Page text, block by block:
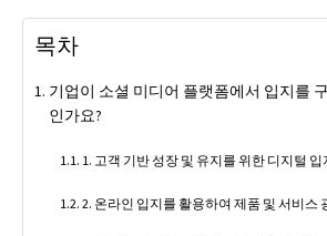
목차
기업이 소셜 미디어 플랫폼에서 입지를
인가요?
1. 고객 기반 성장 및 유지를 위한 디지털 입
2. 온라인 입지를 활용하여 제품 및 서비스